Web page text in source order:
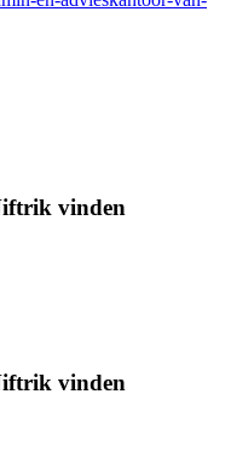
vinden
vinden